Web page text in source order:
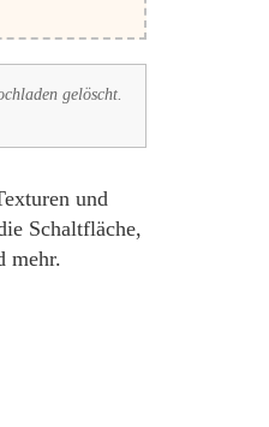
gelöscht.
und
Schaltfläche,
mehr.